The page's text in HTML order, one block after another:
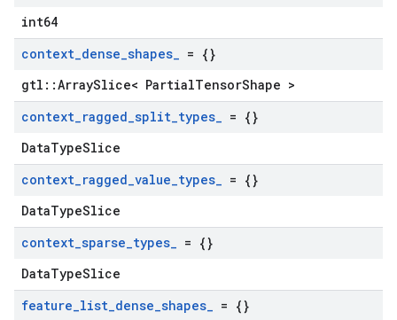
int64
context_dense_shapes_ = {}
gtl::ArraySlice< PartialTensorShape >
context_ragged_split_types_ = {}
DataTypeSlice
context_ragged_value_types_ = {}
DataTypeSlice
context_sparse_types_ = {}
DataTypeSlice
feature_list_dense_shapes_ = {}